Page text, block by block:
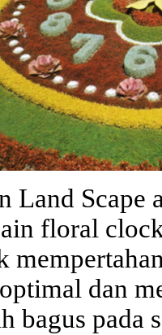
Land Scape
floral
dan
bagus pada